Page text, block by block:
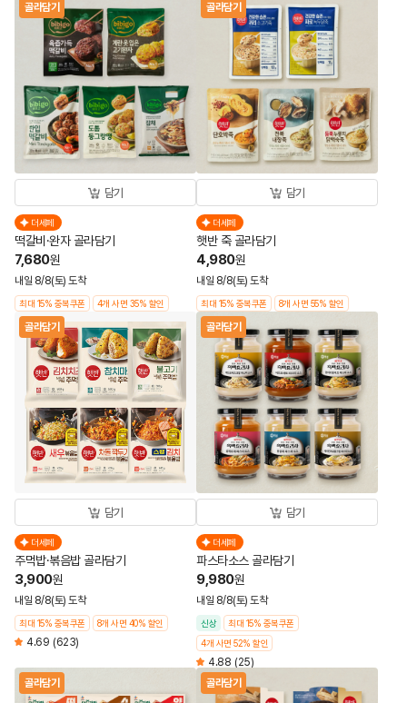
골라담기
담기
더세페
떡갈비·완자 골라담기
7,680원
내일 8/8(토) 도착
최대 15% 중복쿠폰 4개 사면 35% 할인
골라담기
담기
더세페
햇반 죽 골라담기
4,980원
내일 8/8(토) 도착
최대 15% 중복쿠폰 8개 사면 55% 할인
골라담기
담기
더세페
주먹밥·볶음밥 골라담기
3,900원
내일 8/8(토) 도착
최대 15% 중복쿠폰 8개 사면 40% 할인
4.69 (623)
골라담기
담기
더세페
파스타소스 골라담기
9,980원
내일 8/8(토) 도착
신상
최대 15% 중복쿠폰
4개 사면 52% 할인
4.88 (25)
골라담기
골라담기